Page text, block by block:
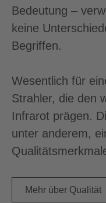
Bedeutung –
keine
Begriffen.
Wesentlich für
Strahler, die den
Infrarot prägen.
unter anderem,
Mehr über Qualität